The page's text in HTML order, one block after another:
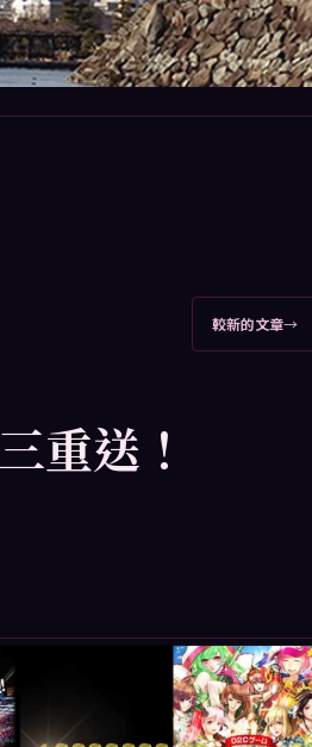
較新的文章→
重送！